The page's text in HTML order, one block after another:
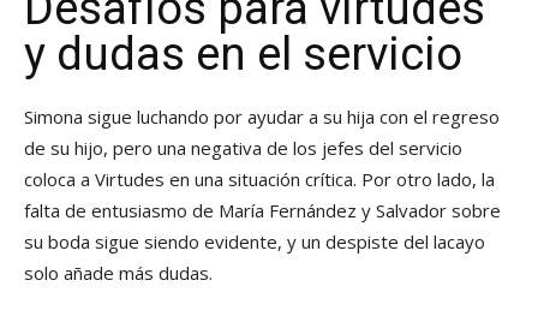
y dudas en el servicio
Simona sigue luchando por ayudar a su hija con el regreso
de su hijo, pero una negativa de los jefes del servicio
coloca a Virtudes en una situación crítica. Por otro lado, la
falta de entusiasmo de María Fernández y Salvador sobre
su boda sigue siendo evidente, y un despiste del lacayo
solo añade más dudas.